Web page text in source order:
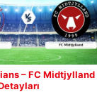
– FC Midtjylland